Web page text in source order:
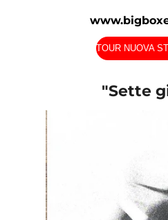
TOUR NUOVA
"Sette